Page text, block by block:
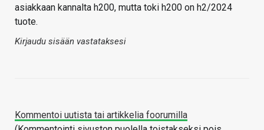
asiakkaan kannalta h200, mutta toki h200 on h2/2024
tuote.
Kirjaudu sisään vastataksesi
Kommentoi uutista tai artikkelia foorumilla